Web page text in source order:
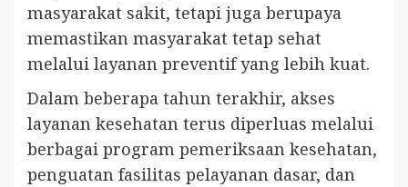
masyarakat sakit, tetapi juga berupaya
memastikan masyarakat tetap sehat
melalui layanan preventif yang lebih kuat.
Dalam beberapa tahun terakhir, akses
layanan kesehatan terus diperluas melalui
berbagai program pemeriksaan kesehatan,
penguatan fasilitas pelayanan dasar, dan